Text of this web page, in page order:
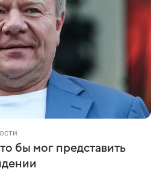
бы мог представить